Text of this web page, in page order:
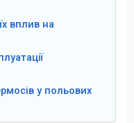
вплив на
у польових